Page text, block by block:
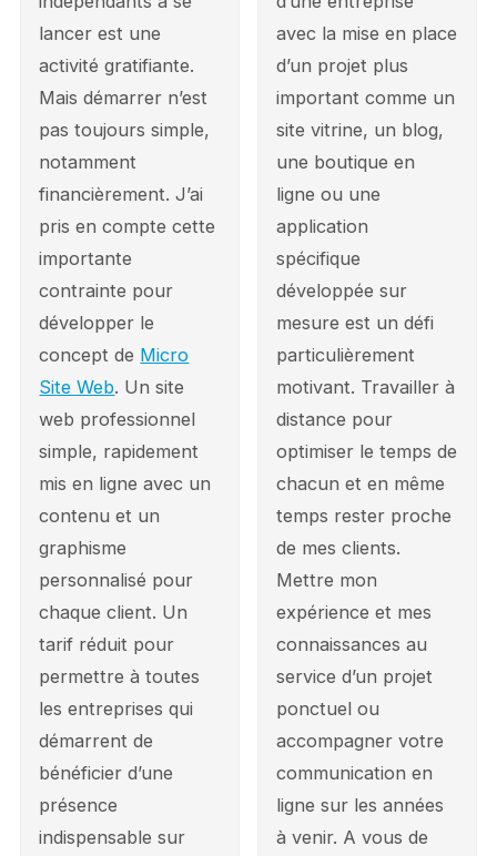
lancer est une
activité gratifiante.
Mais démarrer n’est
pas toujours simple,
notamment
financièrement. J’ai
pris en compte cette
importante
contrainte pour
développer le
concept de Micro
Site Web. Un site
web professionnel
simple, rapidement
mis en ligne avec un
contenu et un
graphisme
personnalisé pour
chaque client. Un
tarif réduit pour
permettre à toutes
les entreprises qui
démarrent de
bénéficier d’une
présence
indispensable sur
avec la mise en place
d’un projet plus
important comme un
site vitrine, un blog,
une boutique en
ligne ou une
application
spécifique
développée sur
mesure est un défi
particulièrement
motivant. Travailler à
distance pour
optimiser le temps de
chacun et en même
temps rester proche
de mes clients.
Mettre mon
expérience et mes
connaissances au
service d’un projet
ponctuel ou
accompagner votre
communication en
ligne sur les années
à venir. A vous de